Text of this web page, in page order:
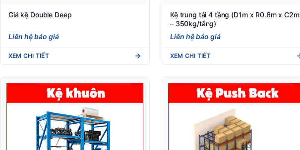
Giá kệ Double Deep
Liên hệ báo giá
XEM CHI TIẾT
Kệ trung tải 4 tầng (D1m x R0.6m x C2m
– 350kg/tầng)
Liên hệ báo giá
XEM CHI TIẾT